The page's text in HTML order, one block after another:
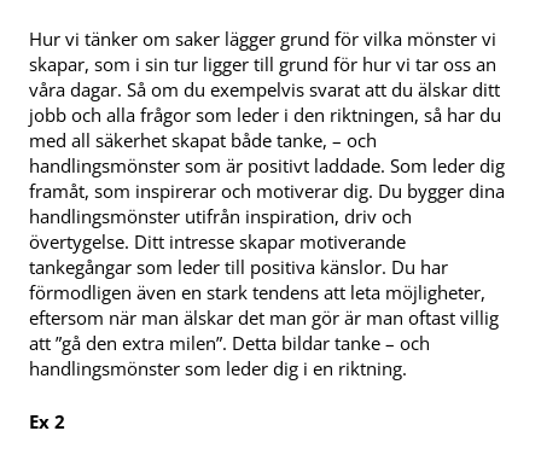
Hur vi tänker om saker lägger grund för vilka mönster vi
skapar, som i sin tur ligger till grund för hur vi tar oss an
våra dagar. Så om du exempelvis svarat att du älskar ditt
jobb och alla frågor som leder i den riktningen, så har du
med all säkerhet skapat både tanke, – och
handlingsmönster som är positivt laddade. Som leder dig
framåt, som inspirerar och motiverar dig. Du bygger dina
handlingsmönster utifrån inspiration, driv och
övertygelse. Ditt intresse skapar motiverande
tankegångar som leder till positiva känslor. Du har
förmodligen även en stark tendens att leta möjligheter,
eftersom när man älskar det man gör är man oftast villig
att ”gå den extra milen”. Detta bildar tanke – och
handlingsmönster som leder dig i en riktning.
Ex 2